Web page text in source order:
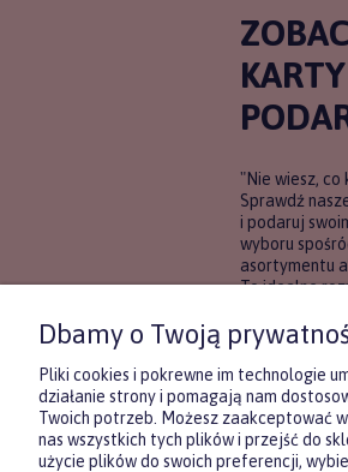
KARTY
"Nie wiesz, co
Sprawdź
i podaruj
wyboru
asortymentu
To idealne
pewności, co
trafione.
DOWIEDZ
Dbamy o Twoją
Pliki cookies i pokrewne im technologie
działanie strony i pomagają nam
Twoich potrzeb. Możesz zaakceptować
nas wszystkich tych plików i przejść do
użycie plików do swoich preferencji,